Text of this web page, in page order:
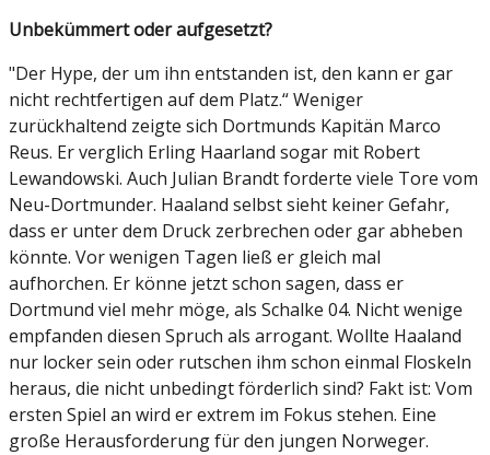
Unbekümmert oder aufgesetzt?
"Der Hype, der um ihn entstanden ist, den kann er gar
nicht rechtfertigen auf dem Platz.“ Weniger
zurückhaltend zeigte sich Dortmunds Kapitän Marco
Reus. Er verglich Erling Haarland sogar mit Robert
Lewandowski. Auch Julian Brandt forderte viele Tore vom
Neu-Dortmunder. Haaland selbst sieht keiner Gefahr,
dass er unter dem Druck zerbrechen oder gar abheben
könnte. Vor wenigen Tagen ließ er gleich mal
aufhorchen. Er könne jetzt schon sagen, dass er
Dortmund viel mehr möge, als Schalke 04. Nicht wenige
empfanden diesen Spruch als arrogant. Wollte Haaland
nur locker sein oder rutschen ihm schon einmal Floskeln
heraus, die nicht unbedingt förderlich sind? Fakt ist: Vom
ersten Spiel an wird er extrem im Fokus stehen. Eine
große Herausforderung für den jungen Norweger.